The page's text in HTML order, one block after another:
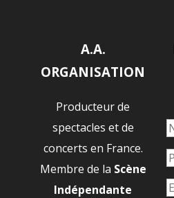
A.A.
ORGANISATION
Producteur de
spectacles et de
concerts en France.
Membre de la Scène
Indépendante